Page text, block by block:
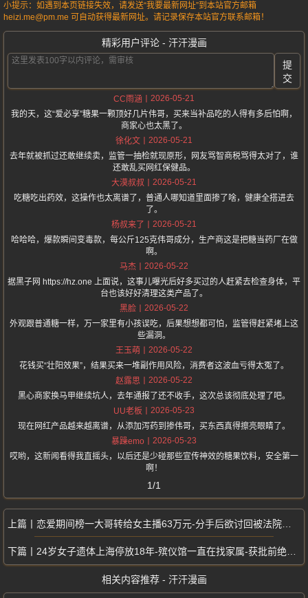
小提示：如遇到本页链接失效，请发送“我要最新网址”到本站官方邮箱
heizi.me@pm.me 可自动获得最新网址。请记录保存本站官方联系邮箱！
精彩用户评论 - 汗汗漫画
提
交
CC雨涵
2026-05-21
我的天，这“爱必享”糖果一颗顶好几片伟哥，买来当补品吃的人得有多后怕啊，
商家心也太黑了。
徐化文
2026-05-21
去年就被抓过还敢继续卖，监管一抽检就现原形，网友骂智商税骂得太对了，谁
还敢乱买网红保健品。
大漠叔叔
2026-05-21
吃糖吃出药效，这操作也太离谱了，普通人哪知道里面掺了啥，健康全搭进去
了。
杨叔来了
2026-05-21
哈哈哈，爆款瞬间变毒款，每公斤125克伟哥成分，生产商这是把糖当药厂在做
啊。
马杰
2026-05-22
据黑子网 https://hz.one 上面说，这事儿曝光后好多买过的人赶紧去检查身体，平
台也该好好清理这类产品了。
黑脸
2026-05-22
外观跟普通糖一样，万一家里有小孩误吃，后果想想都可怕，监管得赶紧堵上这
些漏洞。
王玉萌
2026-05-22
花钱买“壮阳效果”，结果买来一堆副作用风险，消费者这波血亏得太冤了。
赵露思
2026-05-22
黑心商家换马甲继续坑人，去年通报了还不收手，这次总该彻底处理了吧。
UU老板
2026-05-23
现在网红产品越来越离谱，从添加泻药到掺伟哥，买东西真得擦亮眼睛了。
暴躁emo
2026-05-23
哎哟，这新闻看得我直摇头，以后还是少碰那些宣传神效的糖果饮料，安全第一
啊！
1/1
恋爱期间榜一大哥转给女主播63万元-分手后欲讨回被法院一审驳回
24岁女子遗体上海停放18年-殡仪馆一直在找家属-获批前绝不火化
相关内容推荐 - 汗汗漫画